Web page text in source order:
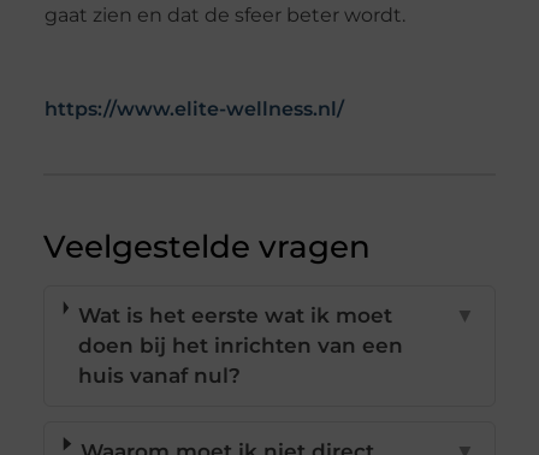
gaat zien en dat de sfeer beter wordt.
https://www.elite-wellness.nl/
Veelgestelde vragen
Wat is het eerste wat ik moet
doen bij het inrichten van een
huis vanaf nul?
▼